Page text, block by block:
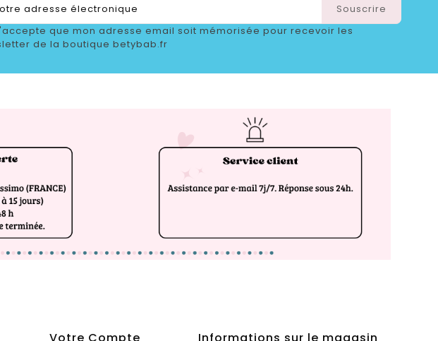
que mon adresse email soit mémorisée pour recevoir les
de la boutique betybab.fr
Votre Compte Informations sur le magasin